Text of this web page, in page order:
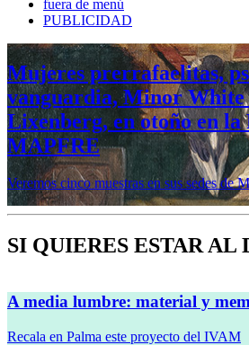
fuera de menú
PUBLICIDAD
Mujeres prerrafaelitas,
vanguardia, Minor White
Lixenberg, en otoño en la
MAPFRE
Veremos cinco muestras en sus sedes de
SI QUIERES ESTAR AL
A media lumbre: material y
Recala en Palma este proyecto del IVAM